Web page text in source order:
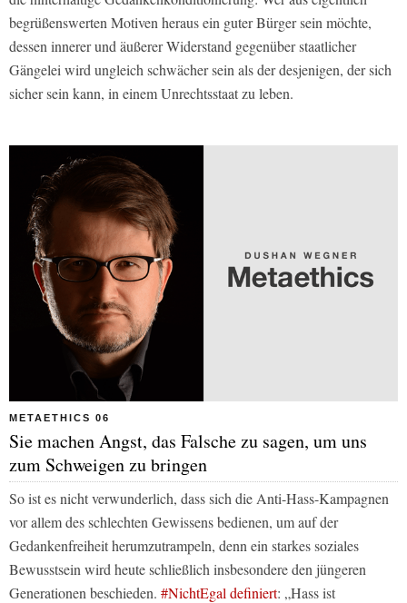
begrüßenswerten Motiven heraus ein guter Bürger sein möchte,
dessen innerer und äußerer Widerstand gegenüber staatlicher
Gängelei wird ungleich schwächer sein als der desjenigen, der sich
sicher sein kann, in einem Unrechtsstaat zu leben.
METAETHICS 06
Sie machen Angst, das Falsche zu sagen, um uns
zum Schweigen zu bringen
So ist es nicht verwunderlich, dass sich die Anti-Hass-Kampagnen
vor allem des schlechten Gewissens bedienen, um auf der
Gedankenfreiheit herumzutrampeln, denn ein starkes soziales
Bewusstsein wird heute schließlich insbesondere den jüngeren
Generationen beschieden. #NichtEgal definiert: „Hass ist